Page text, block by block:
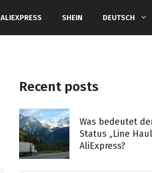
ALIEXPRESS SHEIN DEUTSCH
Recent posts
Was bedeutet
Status „Line
AliExpress?